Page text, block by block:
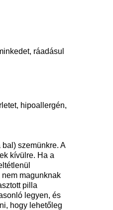
ráadásul
hipoallergén,
szemünkre. A
kívülre. Ha a
magunknak
pilla
legyen, és
hogy lehetőleg